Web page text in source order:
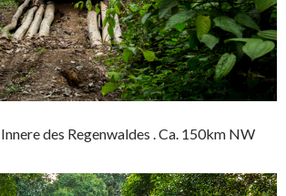
des Regenwaldes . Ca. 150km NW